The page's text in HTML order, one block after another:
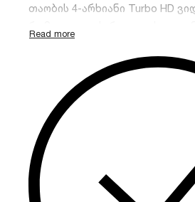
თაობის 4-არხიანი Turbo HD
მოწინავე ფუნქციებით.
უზრუნველყოფს
პატარა ობიექტებისთვის.
არხების რაოდენობა:
4
ინტელექტუალური ფუნქცია:
(Face Recognition) და